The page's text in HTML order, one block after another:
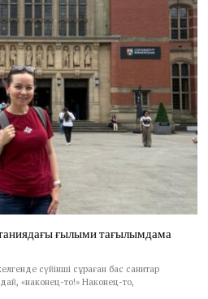
ғылыми тағылымдама
сүйінші сұраған бас санитар
«наконец-то!» Наконец-то,